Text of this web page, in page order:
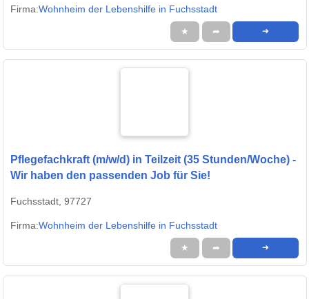
Firma:Wohnheim der Lebenshilfe in Fuchsstadt
★ ➦ ➜
Pflegefachkraft (m/w/d) in Teilzeit (35 Stunden/Woche) -
Wir haben den passenden Job für Sie!
Fuchsstadt, 97727
Firma:Wohnheim der Lebenshilfe in Fuchsstadt
★ ➦ ➜